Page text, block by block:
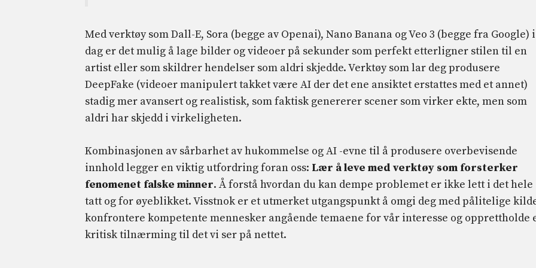
Med verktøy som Dall-E, Sora (begge av Openai), Nano Banana og Veo 3 (begge fra Google) i
dag er det mulig å lage bilder og videoer på sekunder som perfekt etterligner stilen til en
artist eller som skildrer hendelser som aldri skjedde. Verktøy som lar deg produsere
DeepFake (videoer manipulert takket være AI der det ene ansiktet erstattes med et annet)
stadig mer avansert og realistisk, som faktisk genererer scener som virker ekte, men som
aldri har skjedd i virkeligheten.
Kombinasjonen av sårbarhet av hukommelse og AI -evne til å produsere overbevisende
innhold legger en viktig utfordring foran oss: Lær å leve med verktøy som forsterker
fenomenet falske minner. Å forstå hvordan du kan dempe problemet er ikke lett i det hele
tatt og for øyeblikket. Visstnok er et utmerket utgangspunkt å omgi deg med pålitelige
konfrontere kompetente mennesker angående temaene for vår interesse og opprettholde
kritisk tilnærming til det vi ser på nettet.